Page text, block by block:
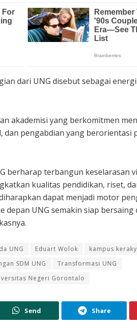
dari UNG disebut sebagai
akademisi yang berkomitmen
pengabdian yang berorientasi
berharap terbangun keselarasan
kualitas pendidikan, riset,
dapat menjadi motor
depan UNG semakin siap
UNG Eduart Wolok
kampus
SDM UNG
Transformasi UNG
Negeri Gorontalo
Send Share